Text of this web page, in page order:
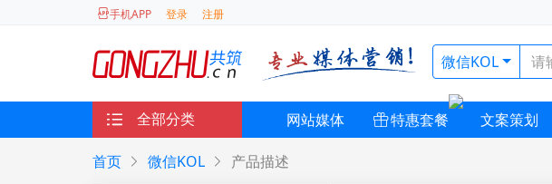
手机APP 登录 注册
微信KOL
全部分类 网站媒体 特惠套餐 文案策划
首页 微信KOL 产品描述